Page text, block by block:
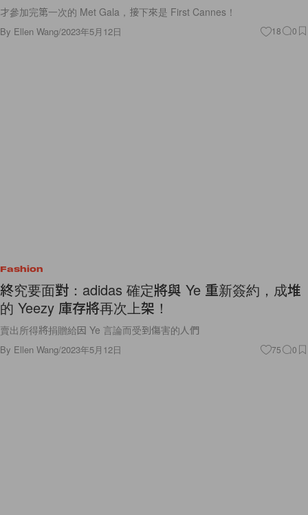
才參加完第一次的 Met Gala，接下來是 First Cannes！
By Ellen Wang/2023年5月12日 18 0
Fashion
終究要面對：adidas 確定將與 Ye 重新簽約，成堆
的 Yeezy 庫存將再次上架！
賣出所得將捐贈給因 Ye 言論而受到傷害的人們
By Ellen Wang/2023年5月12日 75 0